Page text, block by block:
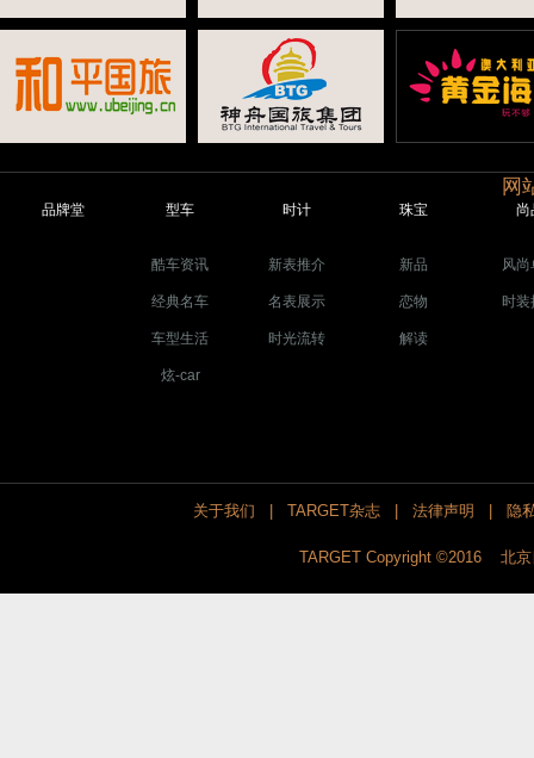
网
品牌堂 型车 时计 珠宝 尚
酷车资讯
经典名车
车型生活
炫-car
新表推介
名表展示
时光流转
新品
恋物
解读
风
时
关于我们 TARGET杂志 法律声明 隐
TARGET Copyright ©2016 北